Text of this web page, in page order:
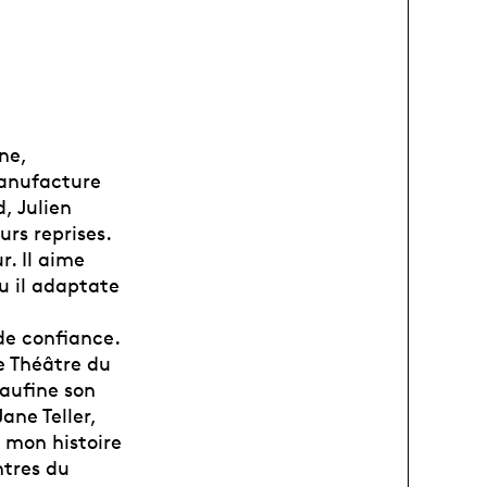
Julien
reprises.
Il aime
il adaptate
confiance.
Théâtre du
son
Teller,
mon histoire
du